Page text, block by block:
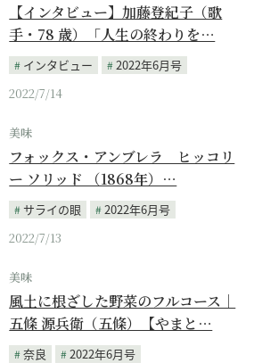
【インタビュー】加藤登紀子（歌
手・78 歳）「人生の終わりを…
インタビュー
2022年6月号
2022/7/14
美味
フォックス・アンブレラ ヒッコリ
ー ソリッド （1868年）…
サライの眼
2022年6月号
2022/7/13
美味
風土に根ざした野菜のフルコース｜
五條 源兵衛（五條）【やまと…
奈良
2022年6月号